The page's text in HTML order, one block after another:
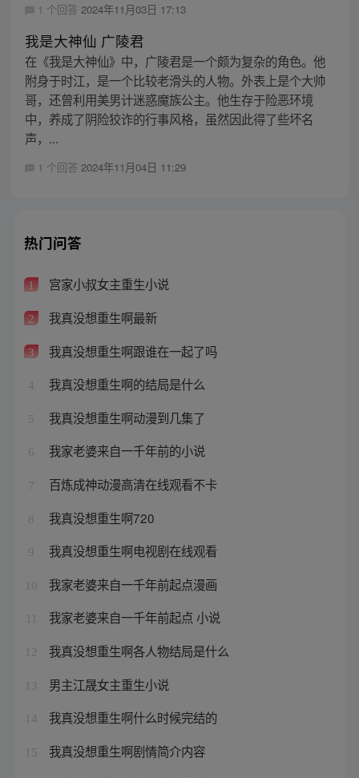
1 个回答 2024年11月03日 17:13
我是大神仙 广陵君
在《我是大神仙》中，广陵君是一个颇为复杂的角色。他
附身于时江，是一个比较老滑头的人物。外表上是个大帅
哥，还曾利用美男计迷惑魔族公主。他生存于险恶环境
中，养成了阴险狡诈的行事风格，虽然因此得了些坏名
声，...
1 个回答 2024年11月04日 11:29
热门问答
1 宫家小叔女主重生小说
2 我真没想重生啊最新
3 我真没想重生啊跟谁在一起了吗
4 我真没想重生啊的结局是什么
5 我真没想重生啊动漫到几集了
6 我家老婆来自一千年前的小说
7 百炼成神动漫高清在线观看不卡
8 我真没想重生啊720
9 我真没想重生啊电视剧在线观看
10 我家老婆来自一千年前起点漫画
我家老婆来自一千年前起点 小说
12 我真没想重生啊各人物结局是什么
13 男主江晟女主重生小说
14 我真没想重生啊什么时候完结的
15 我真没想重生啊剧情简介内容